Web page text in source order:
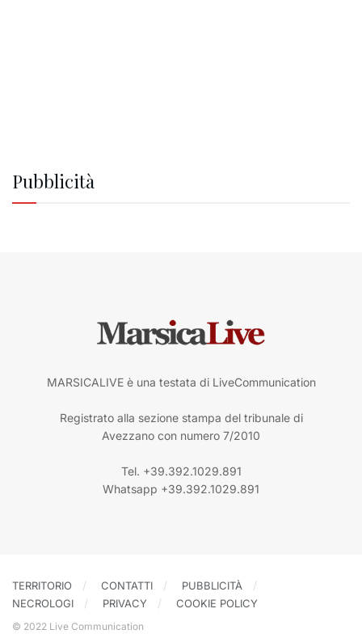
Pubblicità
MARSICALIVE è una testata di LiveCommunication
Registrato alla sezione stampa del tribunale di
Avezzano con numero 7/2010
Tel. +39.392.1029.891
Whatsapp +39.392.1029.891
TERRITORIO CONTATTI
PUBBLICITÀ
NECROLOGI
PRIVACY COOKIE POLICY
© 2022 Live Communication